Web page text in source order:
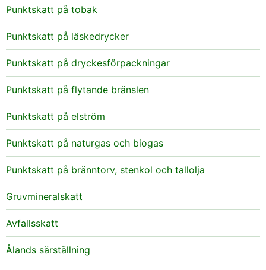
Punktskatt på tobak
Punktskatt på läskedrycker
Punktskatt på dryckesförpackningar
Punktskatt på flytande bränslen
Punktskatt på elström
Punktskatt på naturgas och biogas
Punktskatt på bränntorv, stenkol och tallolja
Gruvmineralskatt
Avfallsskatt
Ålands särställning